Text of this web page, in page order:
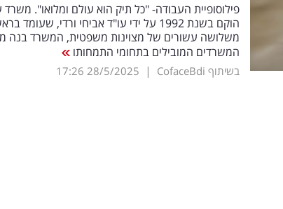
פילוסופיית העבודה- "כל תיק הוא עולם ומלואו". משרד
הוקם בשנת 1992 על ידי עו"ד אביחי ורדי,
משלושה עשורים של מצוינות משפטית, המשרד בנה
המשרדים המובילים בתחומי התמחותו
בשיתוף CofaceBdi |
28/5/2025
17:26